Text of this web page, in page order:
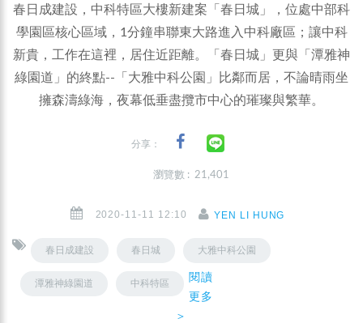
春日成建設，中科特區大樓新建案「春日城」，位處中部科
學園區核心區域，1分鐘串聯東大路進入中科廠區；讓中科
新貴，工作在這裡，居住近距離。「春日城」更與「潭雅神
綠園道」的終點--「大雅中科公園」比鄰而居，不論晴雨坐
擁森濤綠海，夜幕低垂盡攬市中心的璀璨與繁華。
分享：
瀏覽數 : 21,401
2020-11-11 12:10 YEN LI HUNG
春日成建設 春日城 大雅中科公園
潭雅神綠園道 中科特區
閱讀
更多
＞